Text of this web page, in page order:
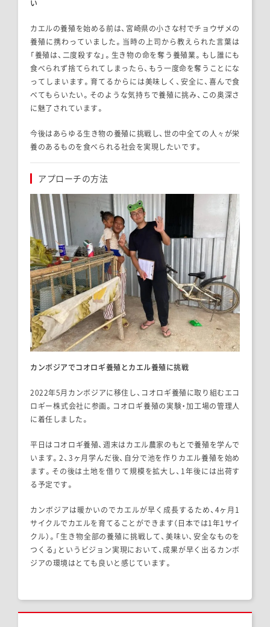
い
カエルの養殖を始める前は、宮崎県の小さな村でチョウザメの
養殖に携わっていました。当時の上司から教えられた言葉は
「養殖は、二度殺すな」。生き物の命を奪う養殖業。もし誰にも
食べられず捨てられてしまったら、もう一度命を奪うことにな
ってしまいます。育てるからには美味しく、安全に、喜んで食
べてもらいたい。そのような気持ちで養殖に挑み、この奥深さ
に魅了されています。
今後はあらゆる生き物の養殖に挑戦し、世の中全ての人々が栄
養のあるものを食べられる社会を実現したいです。
アプローチの方法
カンボジアでコオロギ養殖とカエル養殖に挑戦
2022年5月カンボジアに移住し、コオロギ養殖に取り組むエコ
ロギー株式会社に参画。コオロギ養殖の実験・加工場の管理人
に着任しました。
平日はコオロギ養殖、週末はカエル農家のもとで養殖を学んで
います。2、3ヶ月学んだ後、自分で池を作りカエル養殖を始め
ます。その後は土地を借りて規模を拡大し、1年後には出荷す
る予定です。
カンボジアは暖かいのでカエルが早く成長するため、4ヶ月1
サイクルでカエルを育てることができます（日本では1年1サイ
クル）。「生き物全部の養殖に挑戦して、美味い、安全なものを
つくる」というビジョン実現において、成果が早く出るカンボ
ジアの環境はとても良いと感じています。